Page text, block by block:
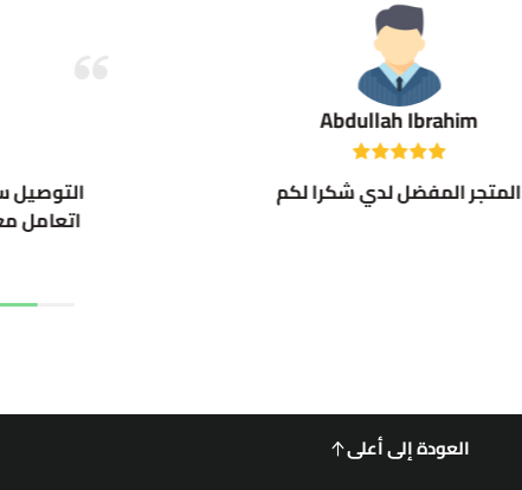
Abdullah Ibrahim
المتجر المفضل لدي شكرا لكم
التوصيل
اتعامل
العودة إلى أعلى